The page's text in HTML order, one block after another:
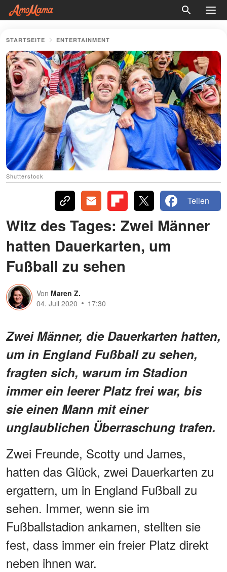
STARTSEITE ENTERTAINMENT
Shutterstock
Teilen
Witz des Tages: Zwei Männer
hatten Dauerkarten, um
Fußball zu sehen
Von Maren Z.
04. Juli 2020
17:30
Zwei Männer, die Dauerkarten hatten,
um in England Fußball zu sehen,
fragten sich, warum im Stadion
immer ein leerer Platz frei war, bis
sie einen Mann mit einer
unglaublichen Überraschung trafen.
Zwei Freunde, Scotty und James,
hatten das Glück, zwei Dauerkarten zu
ergattern, um in England Fußball zu
sehen. Immer, wenn sie im
Fußballstadion ankamen, stellten sie
fest, dass immer ein freier Platz direkt
neben ihnen war.